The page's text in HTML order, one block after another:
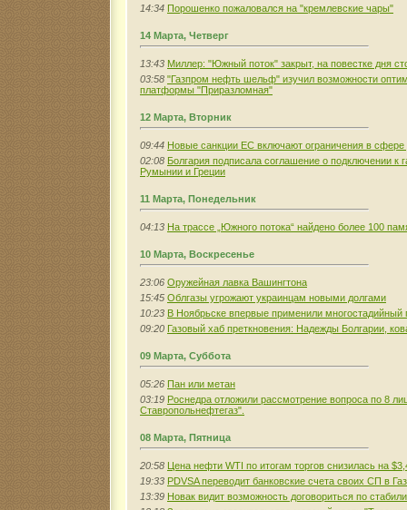
14:34 Порошенко пожаловался на "кремлевские чары"
14 Марта, Четверг
13:43 Миллер: "Южный поток" закрыт, на повестке дня
03:58 "Газпром нефть шельф" изучил возможности
платформы "Приразломная"
12 Марта, Вторник
09:44 Новые санкции ЕС включают ограничения в
02:08 Болгария подписала соглашение о подключении к
Румынии и Греции
11 Марта, Понедельник
04:13 На трассе „Южного потока“ найдено более 100
10 Марта, Воскресенье
23:06 Оружейная лавка Вашингтона
15:45 Облгазы угрожают украинцам новыми долгами
10:23 В Ноябрьске впервые применили многостадийный
09:20 Газовый хаб преткновения: Надежды Болгарии,
09 Марта, Суббота
05:26 Пан или метан
03:19 Роснедра отложили рассмотрение вопроса по 8
Ставропольнефтегаз".
08 Марта, Пятница
20:58 Цена нефти WTI по итогам торгов снизилась на
19:33 PDVSA переводит банковские счета своих СП в
13:39 Новак видит возможность договориться по